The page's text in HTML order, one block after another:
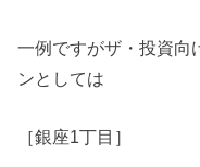
一例ですがザ・投資向
ンとしては
［銀座1丁目］